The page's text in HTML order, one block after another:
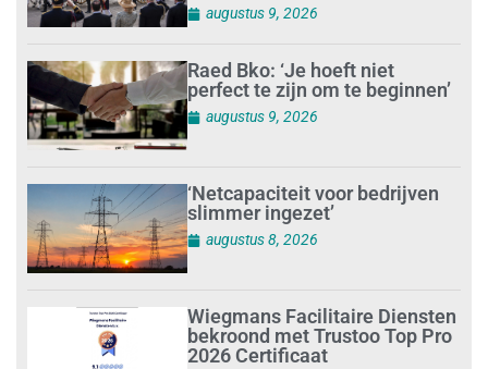
augustus 9, 2026
Raed Bko: ‘Je hoeft niet
perfect te zijn om te beginnen’
augustus 9, 2026
‘Netcapaciteit voor bedrijven
slimmer ingezet’
augustus 8, 2026
Wiegmans Facilitaire Diensten
bekroond met Trustoo Top Pro
2026 Certificaat